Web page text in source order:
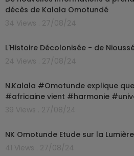
décès de Kalala Omotundé
34 Views . 27/08/24
L'Histoire Décolonisée - de
24 Views . 27/08/24
N.Kalala #Omotunde explique
#africaine vient #harmonie
39 Views . 27/08/24
NK Omotunde Etude sur la
41 Views . 27/08/24